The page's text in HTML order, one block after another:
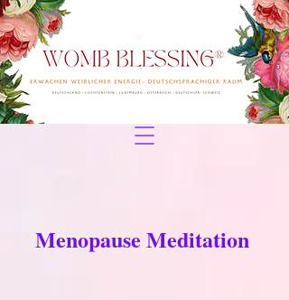
Menopause Meditation